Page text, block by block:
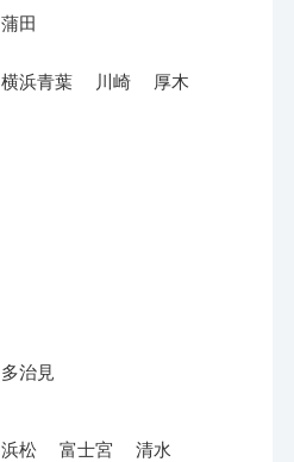
蒲田
横浜青葉 川崎 厚木
多治見
浜松 富士宮 清水